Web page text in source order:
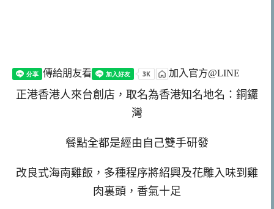
傳給朋友看 加入官方@LINE
正港香港人來台創店，取名為香港知名地名：銅鑼
灣
餐點全都是經由自己雙手研發
改良式海南雞飯，多種程序將紹興及花雕入味到雞
肉裏頭，香氣十足